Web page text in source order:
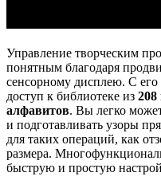
Управление творческим
понятным благодаря
сенсорному дисплею. С
доступ к библиотеке из 208
алфавитов. Вы легко
и подготавливать узоры
для таких операций, как
размера.
быструю и простую